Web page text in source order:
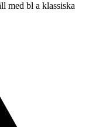
med bl a klassiska